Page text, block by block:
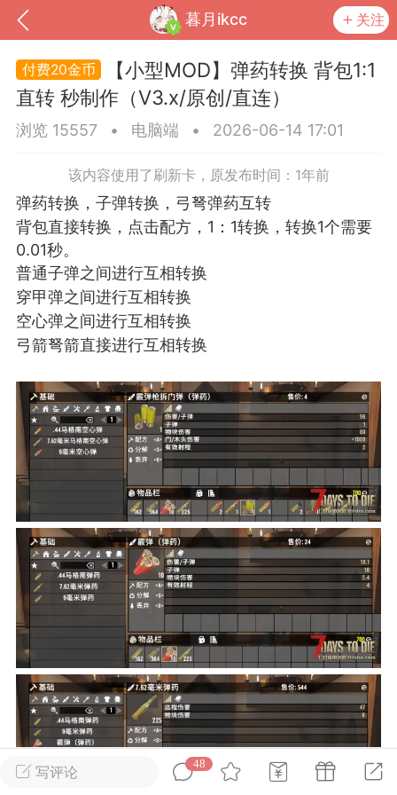
暮月ikcc 关注
我的钱包 道具
大人
Lv.8
02-10 15:45
电脑端 其他&工具
卖挂
禁止发布联机可用的作弊模组，
单机辅助引流私下售卖服务器外挂！
作弊模组的发布规范近期收到一些信息
作弊模组在联机服务器使用,为了维护游
环境，中文网特此发布以下声明，规范
模组的发布行为：1. *...
汉
72 2.23w
大人
Lv.8
写评论
48
20金币
【小型MOD】弹药转换 背包1:1
直转 秒制作（V3.x/原创/直连）
浏览 15557 • 电脑端 • 2026-06-14 17:01
该内容使用了刷新卡，原发布时间：1年前
弹药转换，子弹转换，弓弩弹药互转
背包直接转换，点击配方，1：1转换，转换1个需要
0.01秒。
普通子弹之间进行互相转换
穿甲弹之间进行互相转换
空心弹之间进行互相转换
弓箭弩箭直接进行互相转换